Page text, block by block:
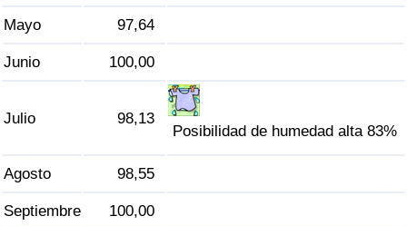
Mayo 97,64
Junio 100,00
Julio 98,13
Posibilidad de humedad alta 83%
Agosto 98,55
Septiembre 100,00
Índice de Tráfico (Actual)
Índice de Tráfico por País